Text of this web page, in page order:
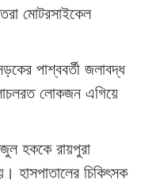
মোটরসাইকেল
পাশ্ববর্তী জলাবদ্ধ
লোকজন এগিয়ে
হককে রায়পুরা
হাসপাতালের চিকিৎসক